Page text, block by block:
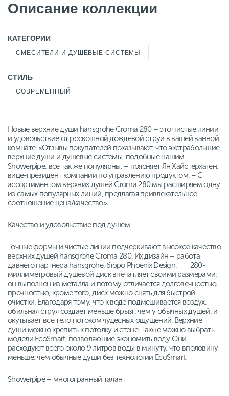
Описание коллекции
КАТЕГОРИИ
СМЕСИТЕЛИ И ДУШЕВЫЕ СИСТЕМЫ
СТИЛЬ
СОВРЕМЕННЫЙ
Новые верхние души hansgrohe Croma 280 – это чистые линии
и удовольствие от роскошной дождевой струи в вашей ванной
комнате. «Отзывы покупателей показывают, что экстрабольшие
верхние души и душевые системы, подобные нашим
Showerpipe, все так же популярны, – поясняет Ян Хайстерхаген,
вице-президент компании по управлению продуктом. – С
ассортиментом верхних душей Croma 280 мы расширяем одну
из самых популярных линий, предлагая привлекательное
соотношение цена/качество».
Качество и удовольствие под душем
Точные формы и чистые линии подчеркивают высокое качество
верхних душей hansgrohe Croma 280. Их дизайн – работа
давнего партнера hansgrohe, бюро Phoenix Design. 280-
миллиметровый душевой диск впечатляет своими размерами;
он выполнен из металла и потому отличается долговечностью,
прочностью, кроме того, диск можно снять для быстрой
очистки. Благодаря тому, что к воде подмешивается воздух,
обильная струя создает меньше брызг, чем у обычных душей, и
окутывает все тело потоком чудесных ощущений. Верхние
души можно крепить к потолку и стене. Также можно выбрать
модели EcoSmart, позволяющие экономить воду. Они
расходуют всего около 9 литров воды в минуту, что вполовину
меньше, чем обычные души без технологии EcoSmart.
Showerpipe – многогранный талант